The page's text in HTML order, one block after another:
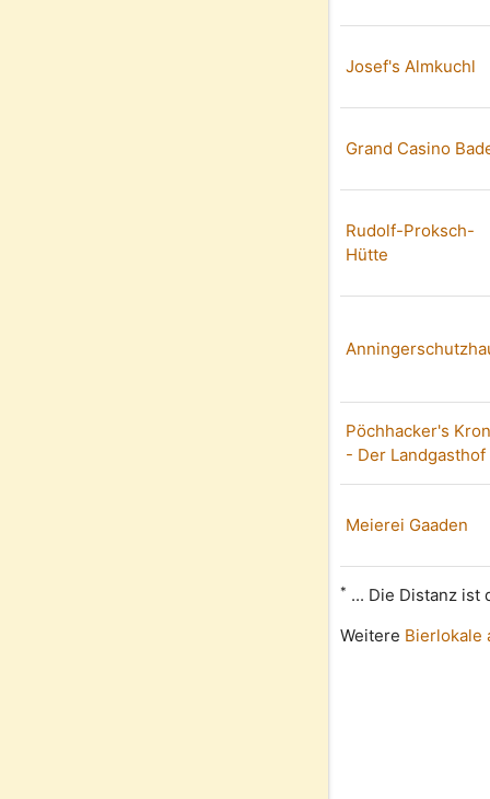
Josef's Almkuchl
Grand Casino
Rudolf-Proksch-
Hütte
Pöchhacker's
- Der Landgasthof
Meierei Gaaden
* ... Die Distanz ist
Weitere Bierlokale